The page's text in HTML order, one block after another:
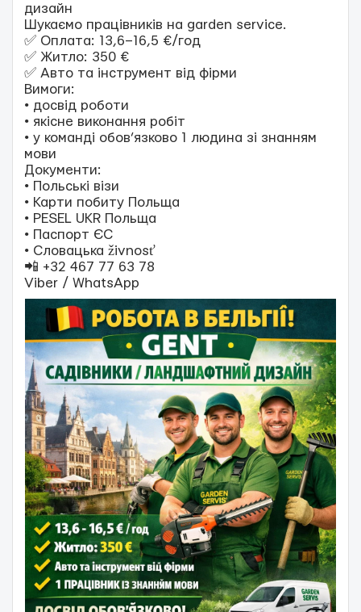
дизайн
Шукаємо працівників на garden service.
✅ Оплата: 13,6–16,5 €/год
✅ Житло: 350 €
✅ Авто та інструмент від фірми
Вимоги:
• досвід роботи
• якісне виконання робіт
• у команді обов’язково 1 людина зі знанням
мови
Документи:
• Польські візи
• Карти побиту Польща
• PESEL UKR Польща
• Паспорт ЄС
• Словацька živnosť
📲 +32 467 77 63 78
Viber / WhatsApp